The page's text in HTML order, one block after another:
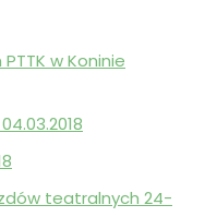
w Koninie
teatralnych 24-